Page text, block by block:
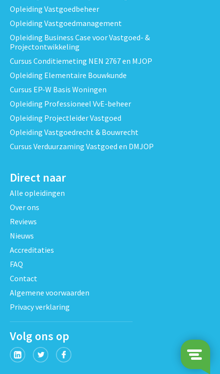
Opleiding Vastgoedbeheer
Opleiding Vastgoedmanagement
Opleiding Business Case voor Vastgoed- &
Projectontwikkeling
Cursus Conditiemeting NEN 2767 en MJOP
Opleiding Elementaire Bouwkunde
Cursus EP-W Basis Woningen
Opleiding Professioneel VvE-beheer
Opleiding Projectleider Vastgoed
Opleiding Vastgoedrecht & Bouwrecht
Cursus Verduurzaming Vastgoed en DMJOP
Direct naar
Alle opleidingen
Over ons
Reviews
Nieuws
Accreditaties
FAQ
Contact
Algemene voorwaarden
Privacy verklaring
Volg ons op